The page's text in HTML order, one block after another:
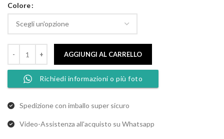
Colore
AGGIUNGI AL CARRELLO
Richiedi informazioni o più foto
Spedizione con imballo super sicuro
Video-Assistenza all'acquisto su Whatsapp